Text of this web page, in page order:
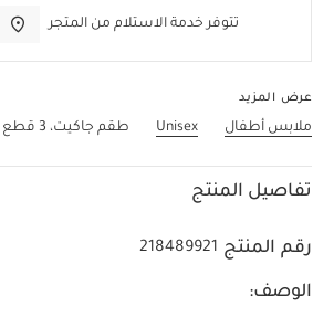
تتوفر خدمة الاستلام من المتجر
عرض المزيد
ملابس أطفال Unisex طقم جاكيت، 3 قطع
تفاصيل المنتج
رقم المنتج 218489921
الوصف: